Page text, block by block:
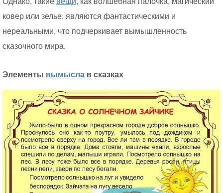
ковер или зелье, являются фантастическими и
нереальными, что подчеркивает вымышленность
сказочного мира.
Элементы вымысла в сказках